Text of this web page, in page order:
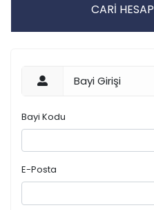
CARİ HESAP
Bayi Girişi
Bayi Kodu
E-Posta